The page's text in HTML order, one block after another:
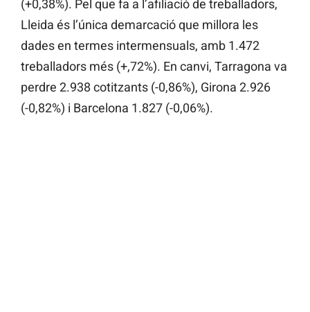
(+0,38%). Pel que fa a l’afiliació de treballadors,
Lleida és l’única demarcació que millora les
dades en termes intermensuals, amb 1.472
treballadors més (+,72%). En canvi, Tarragona va
perdre 2.938 cotitzants (-0,86%), Girona 2.926
(-0,82%) i Barcelona 1.827 (-0,06%).